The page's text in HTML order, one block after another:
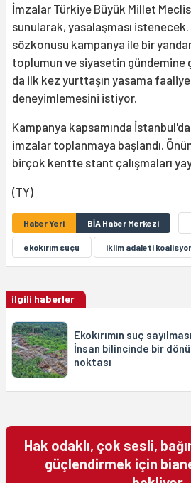
İmzalar Türkiye Büyük Millet
sunularak, yasalaşması
sözkonusu kampanya ile bir
toplumun ve siyasetin gündemine
da ilk kez yurttaşın yasama
deneyimlemesini istiyor.
Kampanya kapsamında
imzalar toplanmaya başlandı.
birçok kentte stant çalışmaları
(TY)
Haber Yeri BİA Haber Merkezi
ekokırım suçu iklim adaleti
ilgili haberler
Ekokırımın suç
İnsan bilincinde bir
noktası
Hak odaklı, çok sesli,
güçlendirmek için